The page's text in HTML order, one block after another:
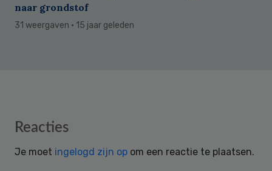
naar grondstof
31 weergaven · 15 jaar geleden
Reader
Reacties
Je moet ingelogd zijn op om een reactie te plaatsen.